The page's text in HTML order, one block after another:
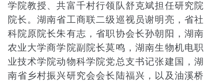
学院教授、共富千村行领队舒克斌担任研究院
院长。湖南省工商联二级巡视员谢明亮，省社
科院原院长朱有志，省职协会长孙朝阳，湖南
农业大学商学院副院长莫鸣，湖南生物机电职
业技术学院动物科学院党总支书记张建国，湖
南省乡村振兴研究会会长陆福兴 ，以及油溪桥